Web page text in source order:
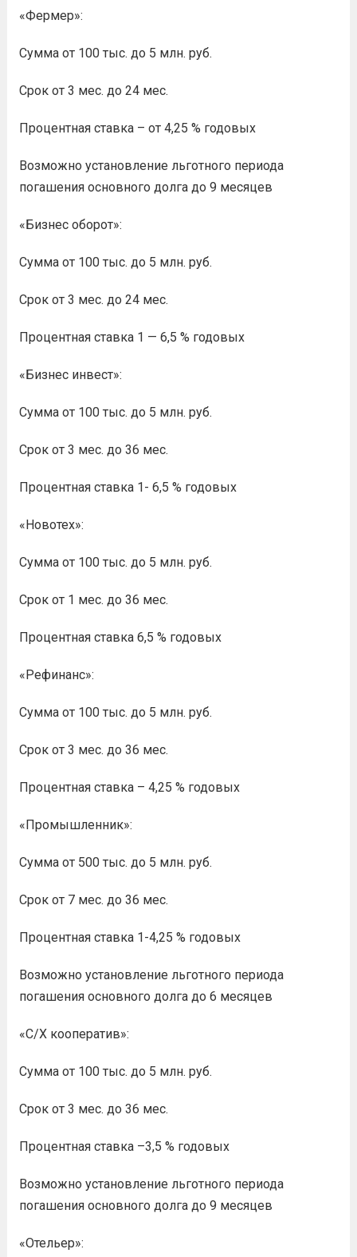
«Фермер»:
Сумма от 100 тыс. до 5 млн. руб.
Срок от 3 мес. до 24 мес.
Процентная ставка – от 4,25 % годовых
Возможно установление льготного периода
погашения основного долга до 9 месяцев
«Бизнес оборот»:
Сумма от 100 тыс. до 5 млн. руб.
Срок от 3 мес. до 24 мес.
Процентная ставка 1 — 6,5 % годовых
«Бизнес инвест»:
Сумма от 100 тыс. до 5 млн. руб.
Срок от 3 мес. до 36 мес.
Процентная ставка 1- 6,5 % годовых
«Новотех»:
Сумма от 100 тыс. до 5 млн. руб.
Срок от 1 мес. до 36 мес.
Процентная ставка 6,5 % годовых
«Рефинанс»:
Сумма от 100 тыс. до 5 млн. руб.
Срок от 3 мес. до 36 мес.
Процентная ставка – 4,25 % годовых
«Промышленник»:
Сумма от 500 тыс. до 5 млн. руб.
Срок от 7 мес. до 36 мес.
Процентная ставка 1-4,25 % годовых
Возможно установление льготного периода
погашения основного долга до 6 месяцев
«С/Х кооператив»:
Сумма от 100 тыс. до 5 млн. руб.
Срок от 3 мес. до 36 мес.
Процентная ставка –3,5 % годовых
Возможно установление льготного периода
погашения основного долга до 9 месяцев
«Отельер»: